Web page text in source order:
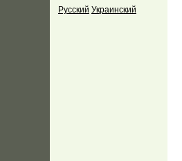
Русский Украинский